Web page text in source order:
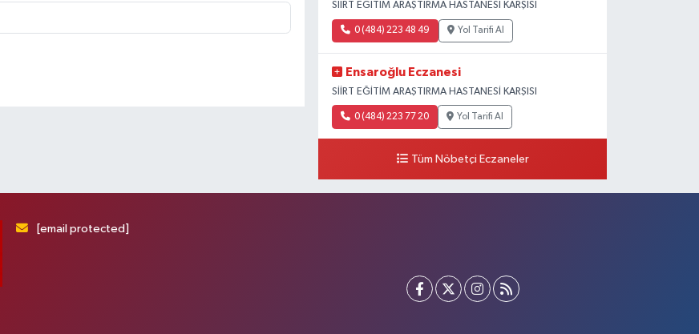
SİİRT EĞİTİM ARAŞTIRMA HASTANESİ KARŞISI
0 (484) 223 48 49 Yol Tarifi Al
Ensaroğlu Eczanesi
SİİRT EĞİTİM ARAŞTIRMA HASTANESİ KARŞISI
0 (484) 223 77 20 Yol Tarifi Al
Tüm Nöbetçi Eczaneler
[email protected]